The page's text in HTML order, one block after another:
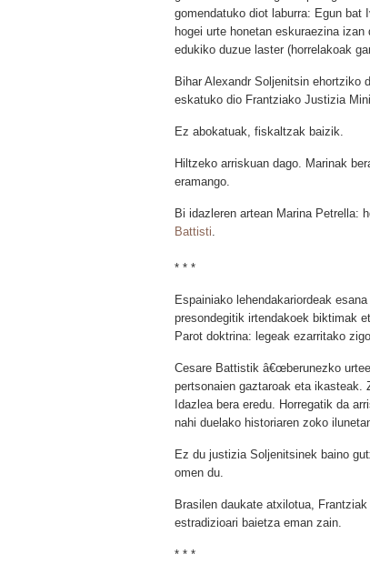
gomendatuko diot laburra: Egun
hogei urte honetan eskuraezina
edukiko duzue laster (horrelakoak
Bihar Alexandr Soljenitsin ehortziko
eskatuko dio Frantziako Justizia
Ez abokatuak, fiskaltzak baizik.
Hiltzeko arriskuan dago. Marinak
eramango.
Bi idazleren artean Marina Petrella:
Battisti.
* * *
Espainiako lehendakariordeak
presondegitik irtendakoek biktimak
Parot doktrina: legeak ezarritako
Cesare Battistik â€œberunezko
pertsonaien gaztaroak eta ikasteak.
Idazlea bera eredu. Horregatik da
nahi duelako historiaren zoko
Ez du justizia Soljenitsinek baino
omen du.
Brasilen daukate atxilotua,
estradizioari baietza eman zain.
* * *